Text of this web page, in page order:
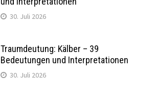
30. Juli 2026
Traumdeutung: Kälber – 39
Bedeutungen und Interpretationen
30. Juli 2026